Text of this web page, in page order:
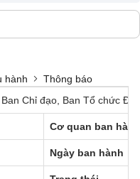
hành
Thông báo
Chỉ đạo, Ban Tổ chức
Cơ quan ban hành
Ngày ban hành